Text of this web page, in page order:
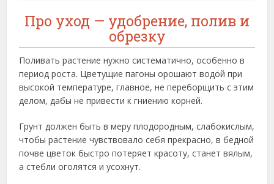
Про уход — удобрение, полив и
обрезку
Поливать растение нужно систематично, особенно в
период роста. Цветущие пагоны орошают водой при
высокой температуре, главное, не переборщить с этим
делом, дабы не привести к гниению корней.
Грунт должен быть в меру плодородным, слабокислым,
чтобы растение чувствовало себя прекрасно, в бедной
почве цветок быстро потеряет красоту, станет вялым,
а стебли оголятся и усохнут.